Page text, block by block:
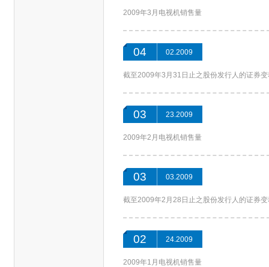
2009年3月电视机销售量
04 02.2009
截至2009年3月31日止之股份发行人的证券
03 23.2009
2009年2月电视机销售量
03 03.2009
截至2009年2月28日止之股份发行人的证券
02 24.2009
2009年1月电视机销售量